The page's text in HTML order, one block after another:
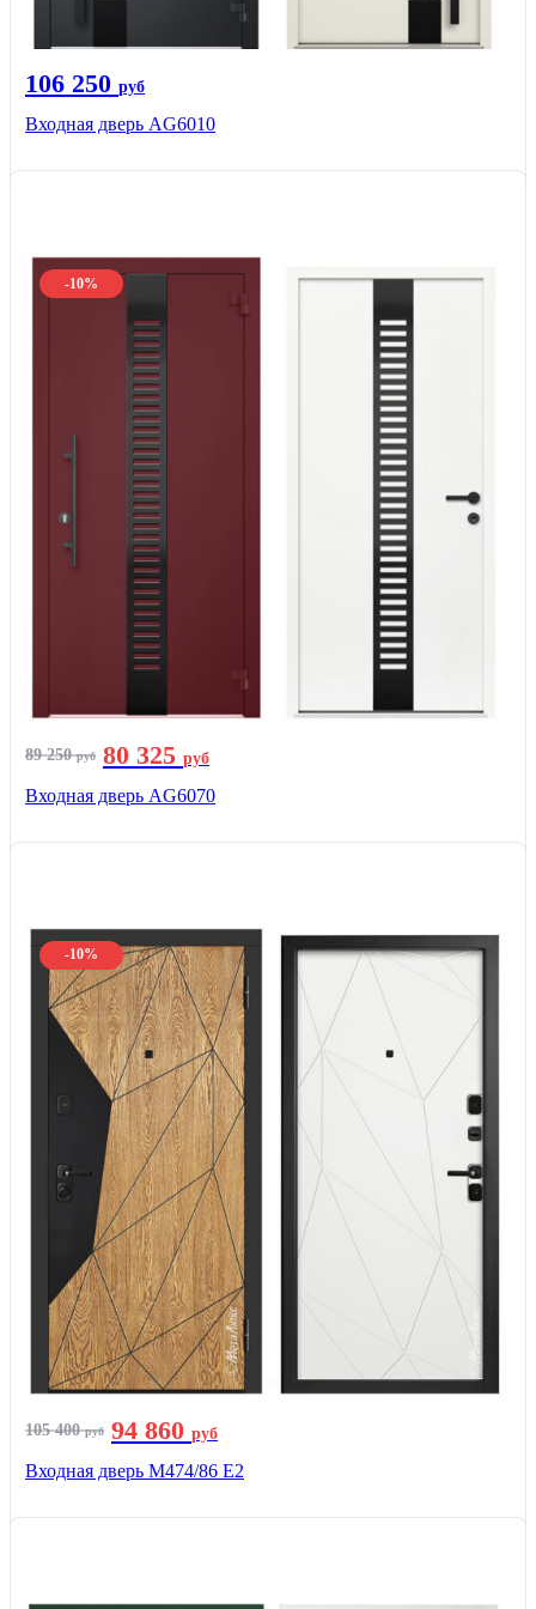
106 250 руб
Входная дверь AG6010
-10%
89 250руб 80 325 руб
Входная дверь AG6070
-10%
105 400руб 94 860 руб
Входная дверь М474/86 Е2